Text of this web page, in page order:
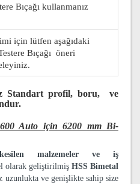
Bıçağı kullanmanız
için lütfen aşağıdaki
Bıçağı öneri
Standart profil, boru, ve
Auto için 6200 mm Bi-
malzemeler ve iş
olarak geliştirilmiş HSS Bimetal
uzunlukta ve genişlikte sahip size